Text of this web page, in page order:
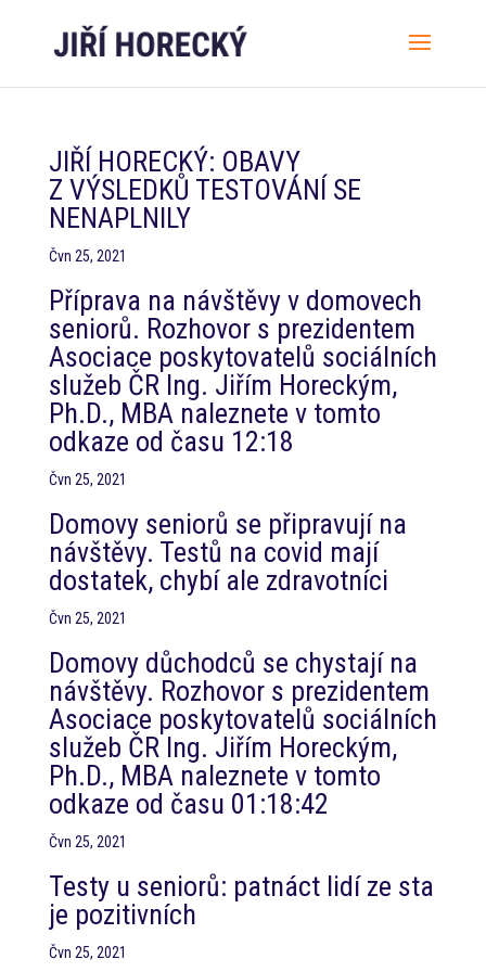
JIŘÍ HORECKÝ: OBAVY
Z VÝSLEDKŮ TESTOVÁNÍ SE
NENAPLNILY
Čvn 25, 2021
Příprava na návštěvy v domovech
seniorů. Rozhovor s prezidentem
Asociace poskytovatelů sociálních
služeb ČR Ing. Jiřím Horeckým,
Ph.D., MBA naleznete v tomto
odkaze od času 12:18
Čvn 25, 2021
Domovy seniorů se připravují na
návštěvy. Testů na covid mají
dostatek, chybí ale zdravotníci
Čvn 25, 2021
Domovy důchodců se chystají na
návštěvy. Rozhovor s prezidentem
Asociace poskytovatelů sociálních
služeb ČR Ing. Jiřím Horeckým,
Ph.D., MBA naleznete v tomto
odkaze od času 01:18:42
Čvn 25, 2021
Testy u seniorů: patnáct lidí ze sta
je pozitivních
Čvn 25, 2021